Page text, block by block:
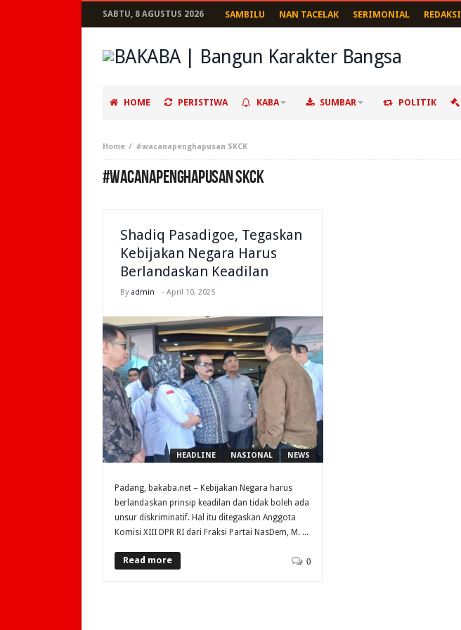
SABTU, 8 AGUSTUS 2026 SAMBILU NAN TACELAK SERIMONIAL REDAKSI
HOME PERISTIWA KABA SUMBAR POLITIK
Home #wacanapenghapusan SKCK
#WACANAPENGHAPUSAN SKCK
Shadiq Pasadigoe, Tegaskan
Kebijakan Negara Harus
Berlandaskan Keadilan
By admin - April 10, 2025
HEADLINE NASIONAL NEWS
Padang, bakaba.net – Kebijakan Negara harus
berlandaskan prinsip keadilan dan tidak boleh ada
unsur diskriminatif. Hal itu ditegaskan Anggota
Komisi XIII DPR RI dari Fraksi Partai NasDem, M. ...
Read more 0